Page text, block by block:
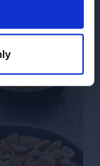
alcoólico. E